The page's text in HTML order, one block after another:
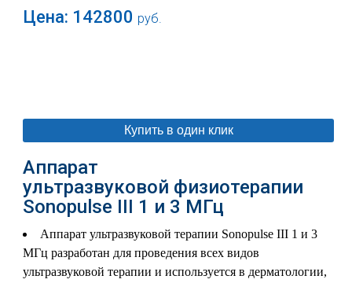
Цена: 142800 руб.
Купить в один клик
Аппарат
ультразвуковой физиотерапии
Sonopulse III 1 и 3 МГц
Аппарат ультразвуковой терапии Sonopulse III 1 и 3
МГц разработан для проведения всех видов
ультразвуковой терапии и используется в дерматологии,